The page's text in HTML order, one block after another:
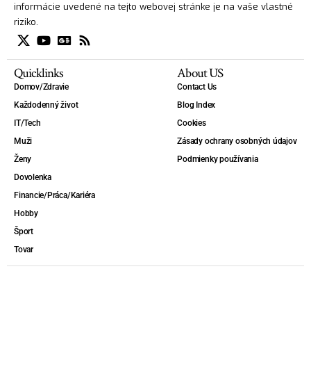
informácie uvedené na tejto webovej stránke je na vaše vlastné
riziko.
Quicklinks
Domov/Zdravie
Každodenný život
IT/Tech
Muži
Ženy
Dovolenka
Financie/Práca/Kariéra
Hobby
Šport
Tovar
About US
Contact Us
Blog Index
Cookies
Zásady ochrany osobných údajov
Podmienky používania